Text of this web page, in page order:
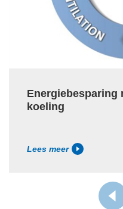
Energiebesparing
koeling
Lees meer